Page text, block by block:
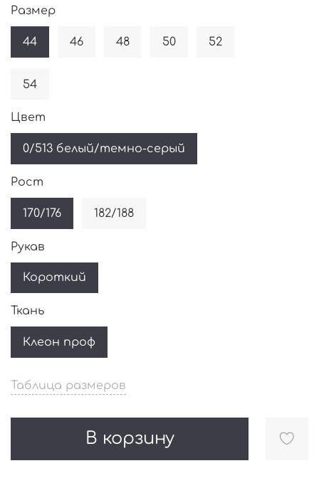
Таблица размеров
В корзину
Размер
44 46 48 50 52
54
Цвет
0/513 белый/темно-серый
Рост
170/176 182/188
Рукав
Короткий
Ткань
Клеон проф